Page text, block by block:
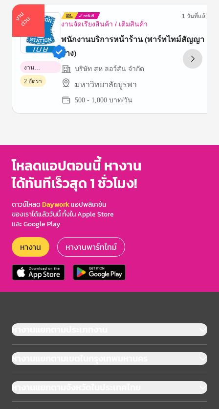
ง
า
น
ด่
ว
น งานจัดเรียงสินค้า / เติมสินค้า
1 วันที่แล้ว
พนักงานบริการหน้าร้าน (พาร์ทไทม์สัญญา
จ้าง)
บริษัท สห ลอว์สัน จำกัด
มหาวิทยาลัยบูรพา
500 - 1,000 บาท/วัน
งาน
พาร์ทไทม์
2 อัตรา
of
โหลดแอปตอนนี้ หางาน
ได้ทันทีเร็วสุด 1 ชั่วโมง!
ดาวน์โหลดDayworkแอปพลิเคชัน
ของเราได้แล้ววันนี้ ทั้งใน Apple Store
และ Google Play
หางาน หางานพาร์ทไทม์
หางานแยกตามประเภทงาน
หางานแยกตามเขตในกรุงเทพมหานคร
หางานแยกตามจังหวัดในประเทศไทย